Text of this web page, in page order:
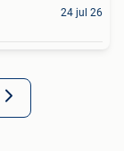
24 jul 26